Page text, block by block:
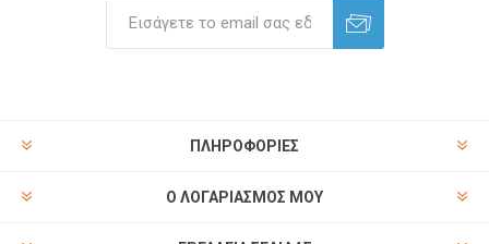
ΠΛΗΡΟΦΟΡΊΕΣ
Ο ΛΟΓΑΡΙΑΣΜΌΣ ΜΟΥ